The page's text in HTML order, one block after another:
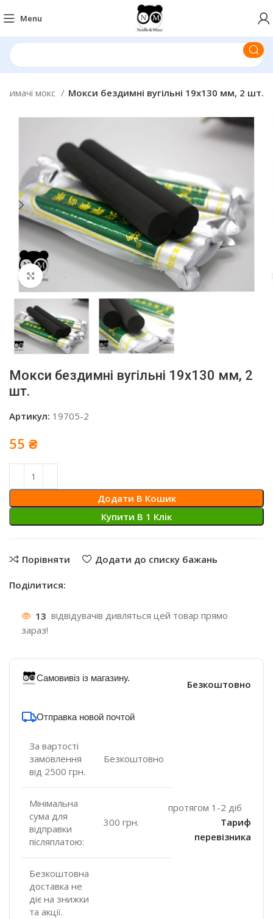
Menu
мокс Мокси бездимні вугільні 19х130 мм, 2 шт.
Click to enlarge
Мокси бездимні вугільні 19х130 мм, 2
шт.
Артикул: 19705-2
55 ₴
Додати В Кошик
Купити В 1 Клiк
Порівняти Додати до списку бажань
Поділитися:
13 відвідувачів дивляться цей товар прямо
зараз!
Самовивіз із магазину.
Безкоштовно
Отправка новой почтой
За вартості
замовлення
від 2500 грн.
Безкоштовно
Мінімальна
сума для
відправки
післяплатою:
300 грн.
Безкоштовна
доставка не
діє на знижки
та акції.
протягом 1-2 діб
Тариф
перевізника